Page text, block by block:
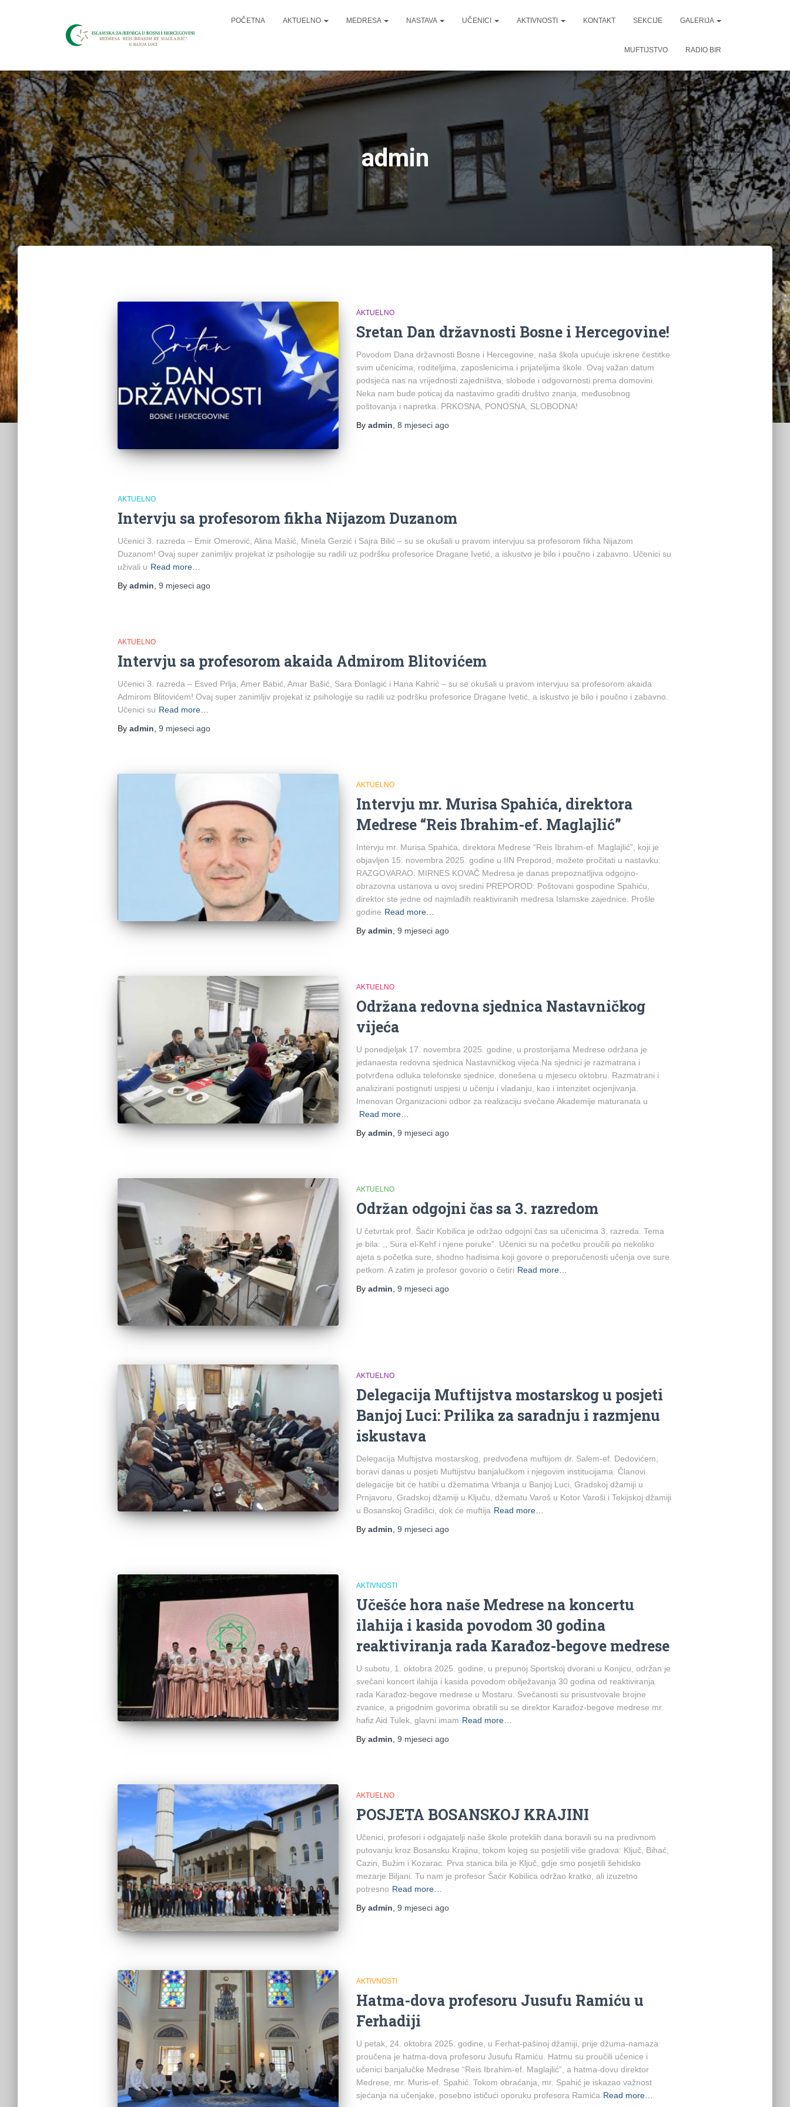
POČETNA AKTUELNO MEDRESA NASTAVA UČENICI AKTIVNOSTI KONTAKT SEKCIJE GALERIJA
MUFTIJSTVO RADIO BIR
admin
AKTUELNO
Sretan Dan državnosti Bosne i Hercegovine!
Povodom Dana državnosti Bosne i Hercegovine, naša škola upućuje iskrene čestitke
svim učenicima, roditeljima, zaposlenicima i prijateljima škole. Ovaj važan datum
podsjeća nas na vrijednosti zajedništva, slobode i odgovornosti prema domovini.
Neka nam bude poticaj da nastavimo graditi društvo znanja, međusobnog
poštovanja i napretka. PRKOSNA, PONOSNA, SLOBODNA!
By admin 8 mjeseciago
AKTUELNO
Intervju sa profesorom fikha Nijazom Duzanom
Učenici 3. razreda – Emir Omerović, Alina Mašić, Minela Gerzić i Sajra Bilić – su se okušali u pravom intervjuu sa profesorom fikha Nijazom
Duzanom! Ovaj super zanimljiv projekat iz psihologije su radili uz podršku profesorice Dragane Ivetić, a iskustvo je bilo i poučno i zabavno. Učenici su
uživali u Read more…
By admin 9 mjeseciago
AKTUELNO
Intervju sa profesorom akaida Admirom Blitovićem
Učenici 3. razreda – Esved Prlja, Amer Babić, Amar Bašić, Sara Đonlagić i Hana Kahrić – su se okušali u pravom intervjuu sa profesorom akaida
Admirom Blitovićem! Ovaj super zanimljiv projekat iz psihologije su radili uz podršku profesorice Dragane Ivetić, a iskustvo je bilo i poučno i zabavno.
Učenici su Read more…
By admin 9 mjeseciago
AKTUELNO
Intervju mr. Murisa Spahića, direktora
Medrese “Reis Ibrahim-ef. Maglajlić”
Intervju mr. Murisa Spahića, direktora Medrese “Reis Ibrahim-ef. Maglajlić”, koji je
objavljen 15. novembra 2025. godine u IIN Preporod, možete pročitati u nastavku:
RAZGOVARAO: MIRNES KOVAČ Medresa je danas prepoznatljiva odgojno-
obrazovna ustanova u ovoj sredini PREPOROD: Poštovani gospodine Spahiću,
direktor ste jedne od najmlađih reaktiviranih medresa Islamske zajednice. Prošle
godine Read more…
By admin 9 mjeseciago
AKTUELNO
Održana redovna sjednica Nastavničkog
vijeća
U ponedjeljak 17. novembra 2025. godine, u prostorijama Medrese održana je
jedanaesta redovna sjednica Nastavničkog vijeća.Na sjednici je razmatrana i
potvrđena odluka telefonske sjednice, donešena u mjesecu oktobru. Razmatrani i
analizirani postignuti uspjesi u učenju i vladanju, kao i intenzitet ocjenjivanja.
Imenovan Organizacioni odbor za realizaciju svečane Akademije maturanata u
Read more…
By admin 9 mjeseciago
AKTUELNO
Održan odgojni čas sa 3. razredom
U četvrtak prof. Šaćir Kobilica je održao odgojni čas sa učenicima 3. razreda. Tema
je bila: ,, Sura el-Kehf i njene poruke”. Učenici su na početku proučili po nekoliko
ajeta s početka sure, shodno hadisima koji govore o preporučenosti učenja ove sure
petkom. A zatim je profesor govorio o četiri Read more…
By admin 9 mjeseciago
AKTUELNO
Delegacija Muftijstva mostarskog u posjeti
Banjoj Luci: Prilika za saradnju i razmjenu
iskustava
Delegacija Muftijstva mostarskog, predvođena muftijom dr. Salem-ef. Dedovićem,
boravi danas u posjeti Muftijstvu banjalučkom i njegovim institucijama. Članovi
delegacije bit će hatibi u džematima Vrbanja u Banjoj Luci, Gradskoj džamiji u
Prnjavoru, Gradskoj džamiji u Ključu, džematu Varoš u Kotor Varoši i Tekijskoj džamiji
u Bosanskoj Gradišci, dok će muftija Read more…
By admin 9 mjeseciago
AKTIVNOSTI
Učešće hora naše Medrese na koncertu
ilahija i kasida povodom 30 godina
reaktiviranja rada Karađoz-begove medrese
U subotu, 1. oktobra 2025. godine, u prepunoj Sportskoj dvorani u Konjicu, održan je
svečani koncert ilahija i kasida povodom obilježavanja 30 godina od reaktiviranja
rada Karađoz-begove medrese u Mostaru. Svečanosti su prisustvovale brojne
zvanice, a prigodnim govorima obratili su se direktor Karađoz-begove medrese mr.
hafiz Aid Tulek, glavni imam Read more…
By admin 9 mjeseciago
AKTUELNO
POSJETA BOSANSKOJ KRAJINI
Učenici, profesori i odgajatelji naše škole proteklih dana boravili su na predivnom
putovanju kroz Bosansku Krajinu, tokom kojeg su posjetili više gradova: Ključ, Bihać,
Cazin, Bužim i Kozarac. Prva stanica bila je Ključ, gdje smo posjetili šehidsko
mezarje Biljani. Tu nam je profesor Šaćir Kobilica održao kratko, ali izuzetno
potresno Read more…
By admin 9 mjeseciago
AKTIVNOSTI
Hatma-dova profesoru Jusufu Ramiću u
Ferhadiji
U petak, 24. oktobra 2025. godine, u Ferhat-pašinoj džamiji, prije džuma-namaza
proučena je hatma-dova profesoru Jusufu Ramiću. Hatmu su proučili učenice i
učenici banjalučke Medrese “Reis Ibrahim-ef. Maglajlić”, a hatma-dovu direktor
Medrese, mr. Muris-ef. Spahić. Tokom obraćanja, mr. Spahić je iskazao važnost
sjećanja na učenjake, posebno ističući oporuku profesora Ramića Read more…